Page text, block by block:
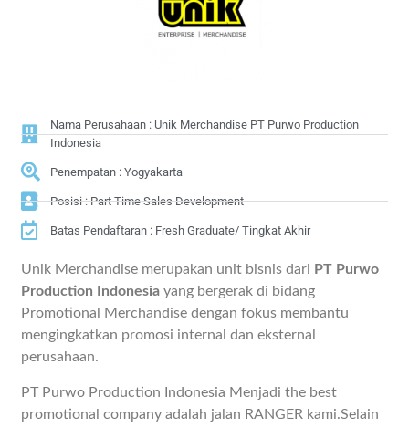
Nama Perusahaan : Unik Merchandise PT Purwo Production
Indonesia
Penempatan : Yogyakarta
Posisi : Part Time Sales Development
Batas Pendaftaran : Fresh Graduate/ Tingkat Akhir
Unik Merchandise merupakan unit bisnis dari PT Purwo
Production Indonesia yang bergerak di bidang
Promotional Merchandise dengan fokus membantu
mengingkatkan promosi internal dan eksternal
perusahaan.
PT Purwo Production Indonesia Menjadi the best
promotional company adalah jalan RANGER kami.Selain